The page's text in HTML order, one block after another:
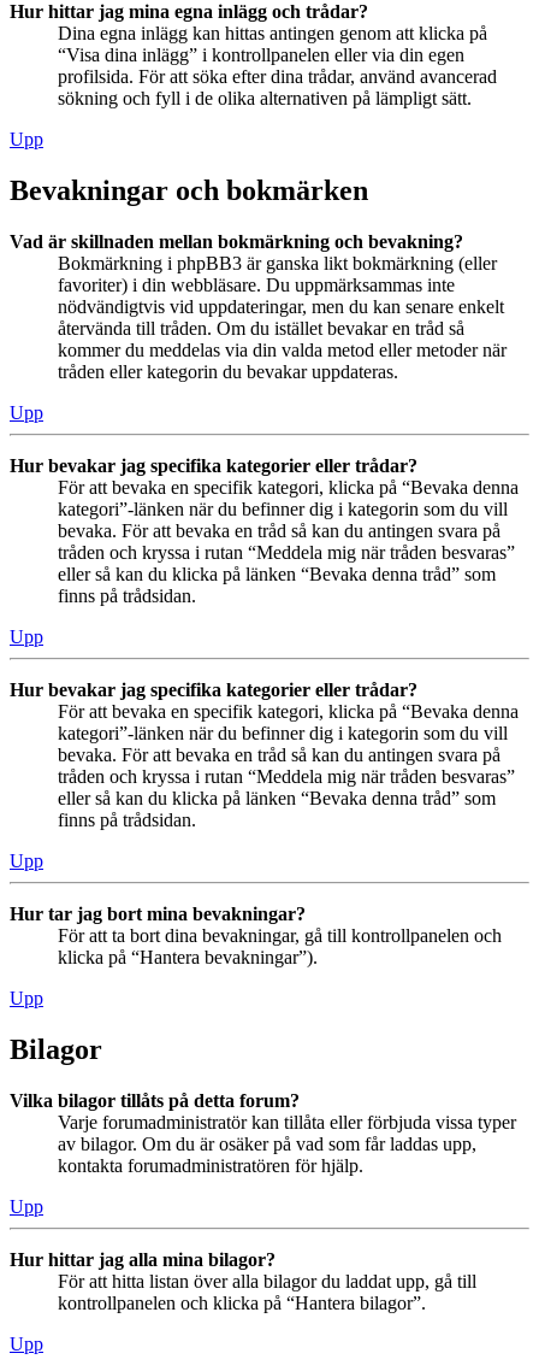
Hur hittar jag mina egna inlägg och trådar?
Dina egna inlägg kan hittas antingen genom att klicka på
“Visa dina inlägg” i kontrollpanelen eller via din egen
profilsida. För att söka efter dina trådar, använd avancerad
sökning och fyll i de olika alternativen på lämpligt sätt.
Upp
Bevakningar och bokmärken
Vad är skillnaden mellan bokmärkning och bevakning?
Bokmärkning i phpBB3 är ganska likt bokmärkning (eller
favoriter) i din webbläsare. Du uppmärksammas inte
nödvändigtvis vid uppdateringar, men du kan senare enkelt
återvända till tråden. Om du istället bevakar en tråd så
kommer du meddelas via din valda metod eller metoder när
tråden eller kategorin du bevakar uppdateras.
Upp
Hur bevakar jag specifika kategorier eller trådar?
För att bevaka en specifik kategori, klicka på “Bevaka denna
kategori”-länken när du befinner dig i kategorin som du vill
bevaka. För att bevaka en tråd så kan du antingen svara på
tråden och kryssa i rutan “Meddela mig när tråden besvaras”
eller så kan du klicka på länken “Bevaka denna tråd” som
finns på trådsidan.
Upp
Hur bevakar jag specifika kategorier eller trådar?
För att bevaka en specifik kategori, klicka på “Bevaka denna
kategori”-länken när du befinner dig i kategorin som du vill
bevaka. För att bevaka en tråd så kan du antingen svara på
tråden och kryssa i rutan “Meddela mig när tråden besvaras”
eller så kan du klicka på länken “Bevaka denna tråd” som
finns på trådsidan.
Upp
Hur tar jag bort mina bevakningar?
För att ta bort dina bevakningar, gå till kontrollpanelen och
klicka på “Hantera bevakningar”).
Upp
Bilagor
Vilka bilagor tillåts på detta forum?
Varje forumadministratör kan tillåta eller förbjuda vissa typer
av bilagor. Om du är osäker på vad som får laddas upp,
kontakta forumadministratören för hjälp.
Upp
Hur hittar jag alla mina bilagor?
För att hitta listan över alla bilagor du laddat upp, gå till
kontrollpanelen och klicka på “Hantera bilagor”.
Upp